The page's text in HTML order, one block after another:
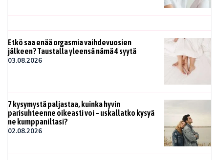
Etkö saa enää orgasmia vaihdevuosien
jälkeen? Taustalla yleensä nämä 4 syytä
03.08.2026
7 kysymystä paljastaa, kuinka hyvin
parisuhteenne oikeasti voi – uskallatko kysyä
ne kumppaniltasi?
02.08.2026